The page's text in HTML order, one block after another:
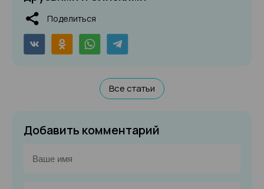
Поделиться
Все статьи
Добавить комментарий